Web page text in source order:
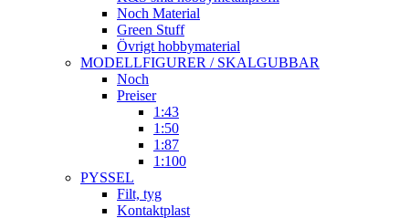
Noch Material
Green Stuff
Övrigt hobbymaterial
MODELLFIGURER / SKALGUBBAR
Noch
Preiser
1:43
1:50
1:87
1:100
PYSSEL
Filt, tyg
Kontaktplast